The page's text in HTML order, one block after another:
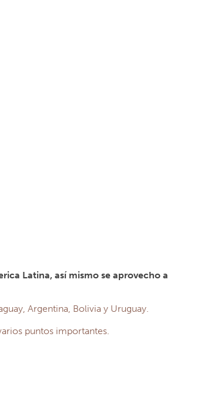
Latina, así mismo se aprovecho a
Argentina, Bolivia y Uruguay.
puntos importantes.